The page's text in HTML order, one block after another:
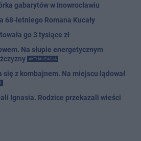
gabarytów w Inowrocławiu
68-letniego Romana Kucały
go 3 tysiące zł
Na słupie energetycznym
AKTUALIZACJA
się z kombajnem. Na miejscu lądował
Ignasia. Rodzice przekazali wieści